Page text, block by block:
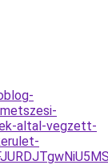
altal-vegzett-